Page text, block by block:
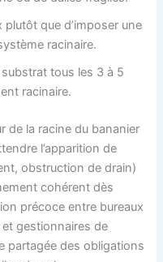
plutôt que d’imposer une
racinaire.
tous les 3 à 5
racinaire.
de la racine du bananier
l’apparition de
obstruction de drain)
cohérent dès
précoce entre bureaux
et gestionnaires de
partagée des obligations